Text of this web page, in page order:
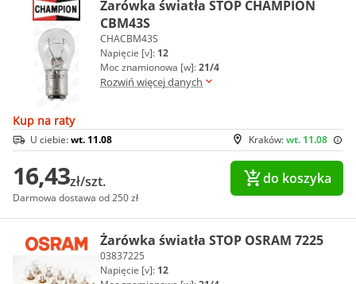
Żarówka światła STOP CHAMPION
CBM43S
CHACBM43S
Napięcie [v]: 12
Moc znamionowa [w]:21/4
Rozwiń więcej danych
Kup na raty
Kraków:wt. 11.08
U ciebie:wt. 11.08
16,43zł/szt.
Darmowa dostawa od 250 zł
do koszyka
Żarówka światła STOP OSRAM 7225
03837225
Napięcie [v]: 12